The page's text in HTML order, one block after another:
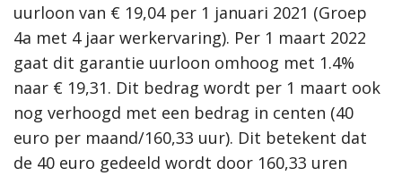
uurloon van € 19,04 per 1 januari 2021 (Groep
4a met 4 jaar werkervaring). Per 1 maart 2022
gaat dit garantie uurloon omhoog met 1.4%
naar € 19,31. Dit bedrag wordt per 1 maart ook
nog verhoogd met een bedrag in centen (40
euro per maand/160,33 uur). Dit betekent dat
de 40 euro gedeeld wordt door 160,33 uren